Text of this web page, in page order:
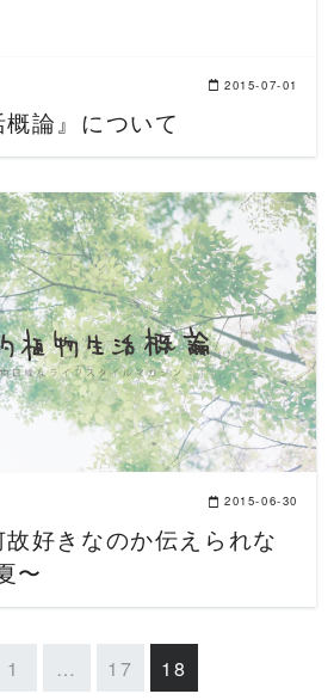
2015-07-01
概論』について
READ MORE
2015-06-30
好きなのか伝えられな
〜
1 … 17 18